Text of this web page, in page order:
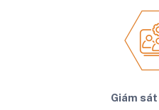
Giám